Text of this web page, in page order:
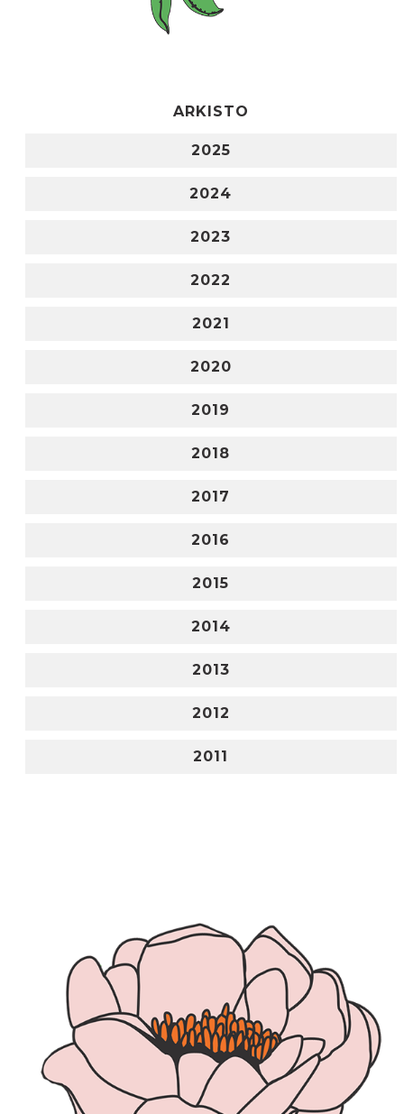
ARKISTO
2025
2024
2023
2022
2021
2020
2019
2018
2017
2016
2015
2014
2013
2012
2011